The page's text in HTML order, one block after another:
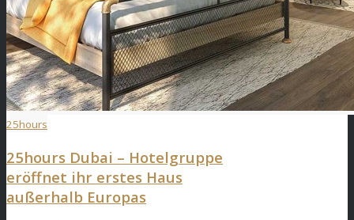
25hours
25hours Dubai – Hotelgruppe
eröffnet ihr erstes Haus
außerhalb Europas